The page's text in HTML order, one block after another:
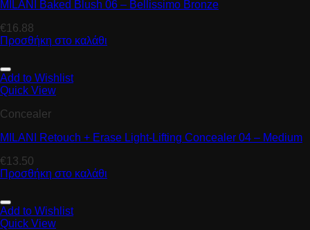
MILANI Baked Blush 06 – Bellissimo Bronze
€16.88
Προσθήκη στο καλάθι
Add to Wishlist
Quick View
Concealer
MILANI Retouch + Erase Light-Lifting Concealer 04 – Medium
€13.50
Προσθήκη στο καλάθι
Add to Wishlist
Quick View